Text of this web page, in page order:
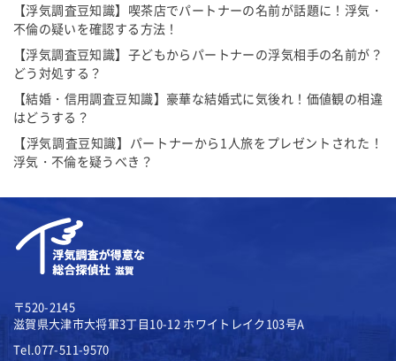
【浮気調査豆知識】喫茶店でパートナーの名前が話題に！浮気・
不倫の疑いを確認する方法！
【浮気調査豆知識】子どもからパートナーの浮気相手の名前が？
どう対処する？
【結婚・信用調査豆知識】豪華な結婚式に気後れ！価値観の相違
はどうする？
【浮気調査豆知識】パートナーから1人旅をプレゼントされた！
浮気・不倫を疑うべき？
〒520-2145
滋賀県大津市大将軍3丁目10-12 ホワイトレイク103号A
Tel.077-511-9570